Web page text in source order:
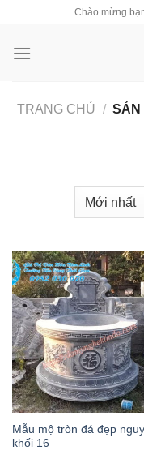
content
Chào mừng
TRANG CHỦ / SẢN
Mẫu mộ tròn đá đẹp
khối 16